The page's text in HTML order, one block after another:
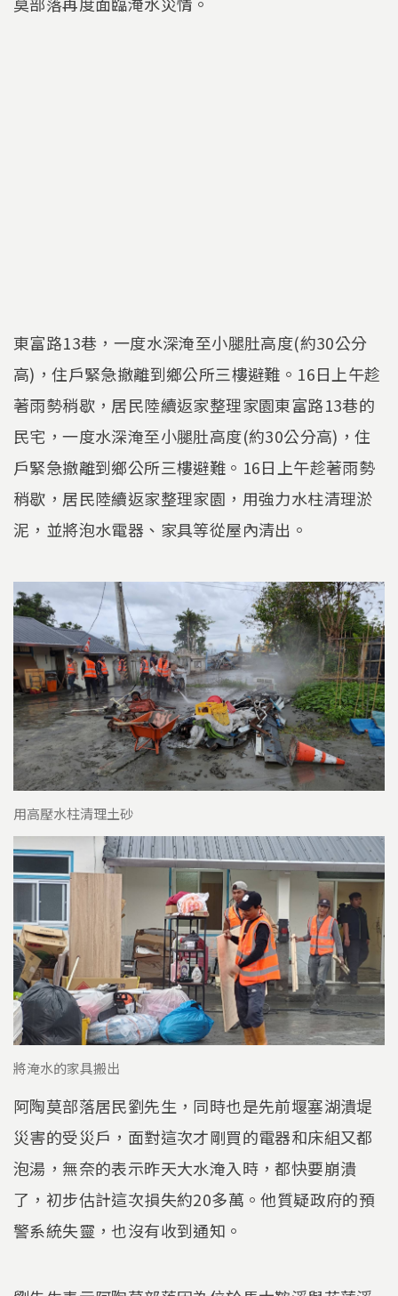
東富路13巷，一度水深淹至小腿肚高度(約30公分
高)，住戶緊急撤離到鄉公所三樓避難。16日上午趁
著雨勢稍歇，居民陸續返家整理家園東富路13巷的
民宅，一度水深淹至小腿肚高度(約30公分高)，住
戶緊急撤離到鄉公所三樓避難。16日上午趁著雨勢
稍歇，居民陸續返家整理家園，用強力水柱清理淤
泥，並將泡水電器、家具等從屋內清出。
用高壓水柱清理土砂
將淹水的家具搬出
阿陶莫部落居民劉先生，同時也是先前堰塞湖潰堤
災害的受災戶，面對這次才剛買的電器和床組又都
泡湯，無奈的表示昨天大水淹入時，都快要崩潰
了，初步估計這次損失約20多萬。他質疑政府的預
警系統失靈，也沒有收到通知。